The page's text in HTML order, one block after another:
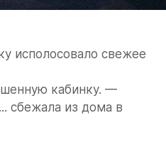
исполосовало свежее
кабинку. —
сбежала из дома в